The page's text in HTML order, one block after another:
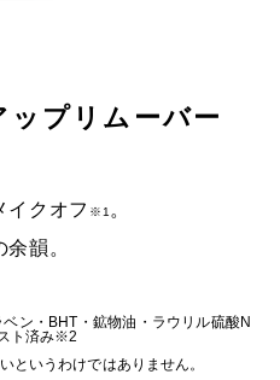
プリムーバー
イクオフ ※1 。
韻。
ン・BHT・鉱物油・ラウリル硫酸N
ト済み※2
というわけではありません。